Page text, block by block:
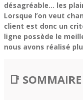
désagréable… les
Lorsque l’on veut
client est donc un
ligne possède le
nous avons réalisé
📑 SOMMAIRE